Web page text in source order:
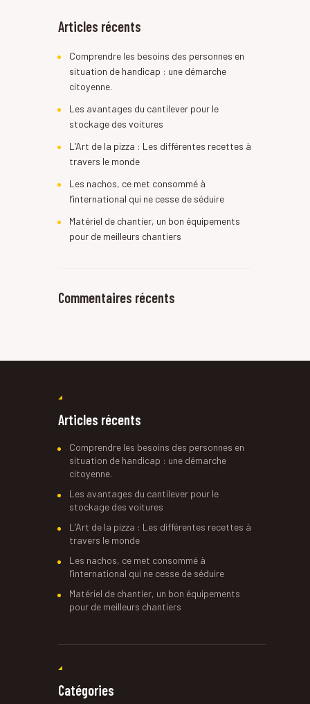
Articles récents
Comprendre les besoins des personnes en
situation de handicap : une démarche
citoyenne.
Les avantages du cantilever pour le
stockage des voitures
L’Art de la pizza : Les différentes recettes à
travers le monde
Les nachos, ce met consommé à
l’international qui ne cesse de séduire
Matériel de chantier, un bon équipements
pour de meilleurs chantiers
Commentaires récents
Articles récents
Comprendre les besoins des personnes en
situation de handicap : une démarche
citoyenne.
Les avantages du cantilever pour le
stockage des voitures
L’Art de la pizza : Les différentes recettes à
travers le monde
Les nachos, ce met consommé à
l’international qui ne cesse de séduire
Matériel de chantier, un bon équipements
pour de meilleurs chantiers
Catégories